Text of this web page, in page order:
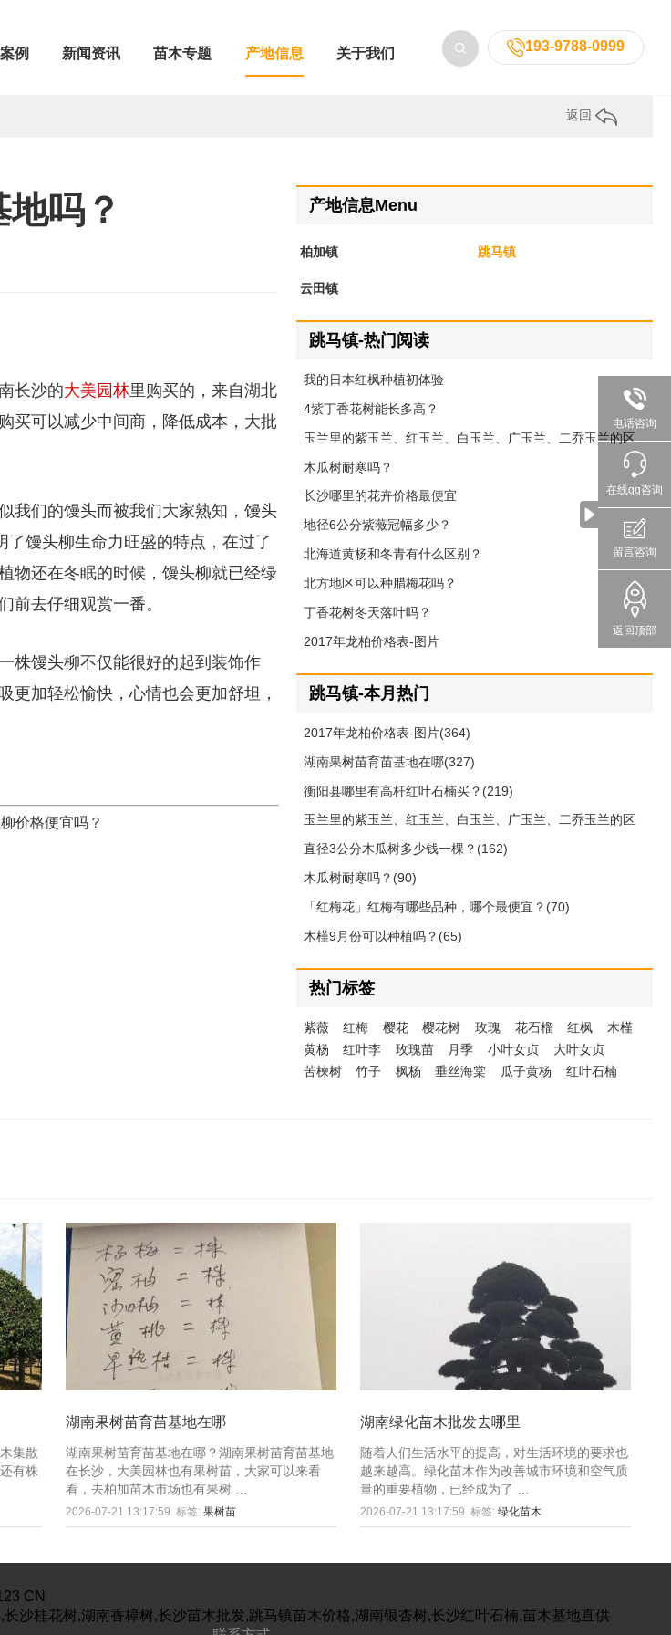
193-9788-0999
例 新闻资讯 苗木专题 产地信息 关于我们
电话咨询
在线qq咨询
留言咨询
返回顶部
返回
吗？
长沙的大美园林里购买的，来自湖北
买可以减少中间商，降低成本，大批
我们的馒头而被我们大家熟知，馒头
了馒头柳生命力旺盛的特点，在过了
物还在冬眠的时候，馒头柳就已经绿
前去仔细观赏一番。
株馒头柳不仅能很好的起到装饰作
更加轻松愉快，心情也会更加舒坦，
价格便宜吗？
产地信息Menu
柏加镇 跳马镇
云田镇
跳马镇-热门阅读
我的日本红枫种植初体验
4紫丁香花树能长多高？
玉兰里的紫玉兰、红玉兰、白玉兰、广玉兰、二乔玉兰的区
别
木瓜树耐寒吗？
长沙哪里的花卉价格最便宜
地径6公分紫薇冠幅多少？
北海道黄杨和冬青有什么区别？
北方地区可以种腊梅花吗？
丁香花树冬天落叶吗？
2017年龙柏价格表-图片
跳马镇-本月热门
2017年龙柏价格表-图片(364)
湖南果树苗育苗基地在哪(327)
衡阳县哪里有高杆红叶石楠买？(219)
玉兰里的紫玉兰、红玉兰、白玉兰、广玉兰、二乔玉兰的区
别(212)
直径3公分木瓜树多少钱一棵？(162)
木瓜树耐寒吗？(90)
「红梅花」红梅有哪些品种，哪个最便宜？(70)
木槿9月份可以种植吗？(65)
热门标签
紫薇 红梅 樱花 樱花树 玫瑰 花石榴 红枫
木槿
黄杨
红叶李 玫瑰苗 月季 小叶女贞
大叶女贞
苦楝树
竹子 枫杨 垂丝海棠 瓜子黄杨 红叶石楠
集散
有株
湖南果树苗育苗基地在哪
湖南果树苗育苗基地在哪？湖南果树苗育苗基地
在长沙，大美园林也有果树苗，大家可以来看
看，去柏加苗木市场也有果树 …
2026-07-21 13:17:59 标签: 果树苗
湖南绿化苗木批发去哪里
随着人们生活水平的提高，对生活环境的要求也
越来越高。绿化苗木作为改善城市环境和空气质
量的重要植物，已经成为了 …
2026-07-21 13:17:59 标签:绿化苗木
CN
沙桂花树,湖南香樟树,长沙苗木批发,跳马镇苗木价格,湖南银杏树,长沙红叶石楠,苗木基地直供